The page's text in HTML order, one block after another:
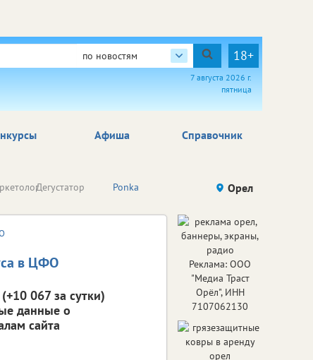
по новостям 18+
7 августа 2026 г.
пятница
Афиша Справочник
Дегустатор Ponka экономист
Орел
в ЦФО
067 за сутки)
данные о
сайта
Реклама: ООО
"Медиа Траст
Орёл", ИНН
7107062130